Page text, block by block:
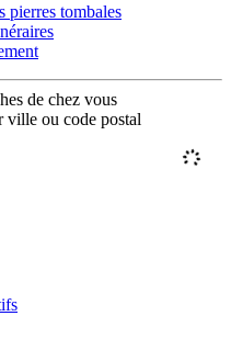
pierres tombales
de chez vous
ville ou code postal